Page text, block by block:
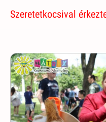
Szeretetkocsival